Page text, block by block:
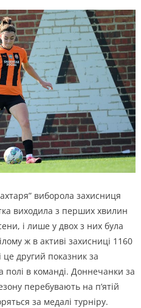
виборола захисниця
виходила з перших хвилин
і лише у двох з них була
ж в активі захисниці 1160
це другий показник за
полі в команді. Доннечанки за
перебувають на п’ятій
за медалі турніру.